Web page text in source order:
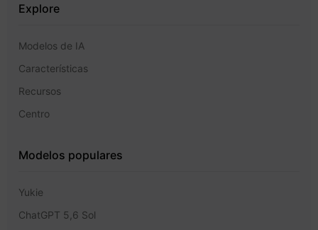
Explore
Modelos de IA
Características
Recursos
Centro
Modelos populares
Yukie
ChatGPT 5,6 Sol